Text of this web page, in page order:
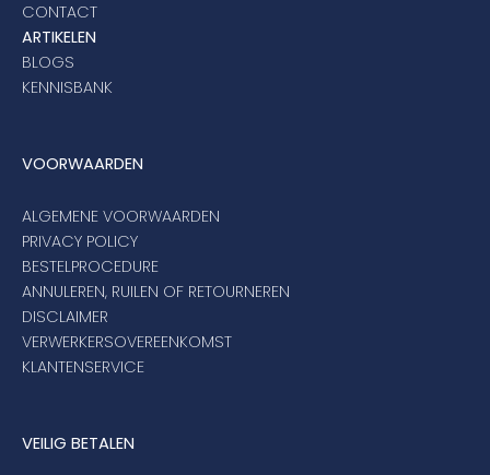
CONTACT
ARTIKELEN
BLOGS
KENNISBANK
VOORWAARDEN
ALGEMENE VOORWAARDEN
PRIVACY POLICY
BESTELPROCEDURE
ANNULEREN, RUILEN OF RETOURNEREN
DISCLAIMER
VERWERKERSOVEREENKOMST
KLANTENSERVICE
VEILIG BETALEN